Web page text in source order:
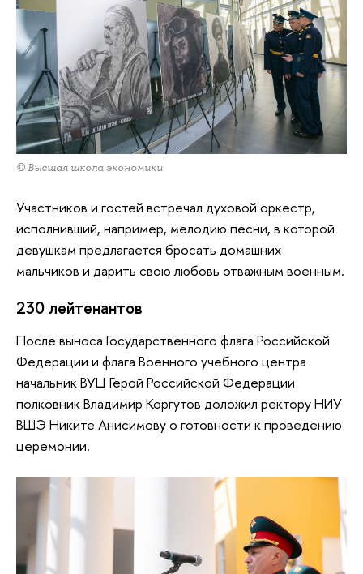
© Высшая школа экономики
Участников и гостей встречал духовой оркестр,
исполнивший, например, мелодию песни, в которой
девушкам предлагается бросать домашних
мальчиков и дарить свою любовь отважным военным.
230 лейтенантов
После выноса Государственного флага Российской
Федерации и флага Военного учебного центра
начальник ВУЦ Герой Российской Федерации
полковник Владимир Коргутов доложил ректору НИУ
ВШЭ Никите Анисимову о готовности к проведению
церемонии.